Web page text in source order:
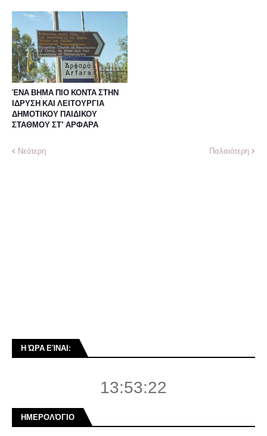
ΈΝΑ ΒΗΜΑ ΠΙΟ ΚΟΝΤΑ ΣΤΗΝ
ΙΔΡΥΣΗ ΚΑΙ ΛΕΙΤΟΥΡΓΙΑ
ΔΗΜΟΤΙΚΟΥ ΠΑΙΔΙΚΟΥ
ΣΤΑΘΜΟΥ ΣΤ' ΑΡΦΑΡΑ
Νεότερη Παλαιότερη
Η ΏΡΑ ΕΊΝΑΙ:
13:53:22
ΗΜΕΡΟΛΌΓΙΟ